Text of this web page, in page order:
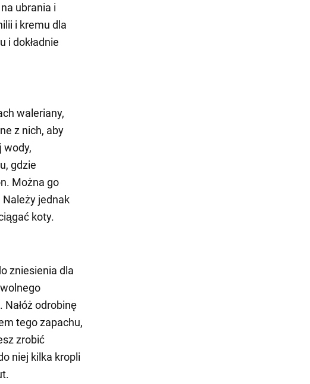
ubrania i
i kremu dla
i dokładnie
waleriany,
z nich, aby
wody,
gdzie
Można go
Należy jednak
koty.
zniesienia dla
odrobinę
tego zapachu,
zrobić
niej kilka kropli